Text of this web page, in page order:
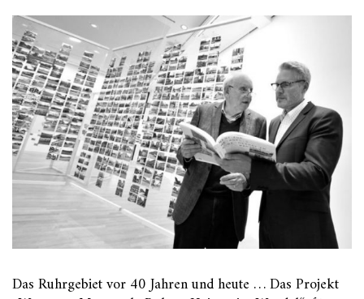
Das Ruhrgebiet vor 40 Jahren und heute … Das Projekt